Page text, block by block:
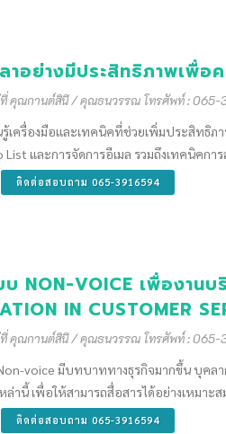
าอย่างมีประสิทธิภาพเพื่อค
ที่ คุณกานต์สินี / คุณธนวรรณ โทรศัพท์ : 065-
เครื่องมือและเทคนิคที่ช่วยเพิ่มประสิทธิภา
List และการจัดการอีเมล รวมถึงเทคนิคก
ติดต่อสอบถาม 065-3916594
NON-VOICE เพื่องานบ
IN CUSTOMER
ที่ คุณกานต์สินี / คุณธนวรรณ โทรศัพท์ : 065-
voice มีบทบาททางธุรกิจมากขึ้น บุคลา
ล่านี้ เพื่อให้สามารถสื่อสารได้อย่างเหมา
ติดต่อสอบถาม 065-3916594